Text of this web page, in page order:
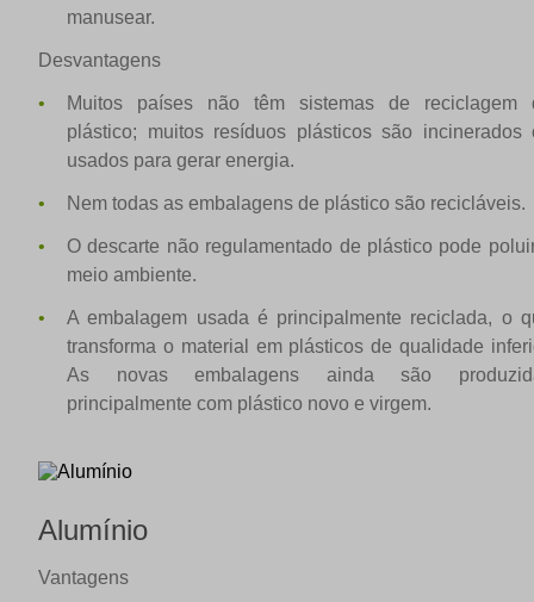
manusear.
Desvantagens
Muitos países não têm sistemas de reciclagem
plástico; muitos resíduos plásticos são incinerados
usados para gerar energia.
Nem todas as embalagens de plástico são recicláveis.
O descarte não regulamentado de plástico pode
meio ambiente.
A embalagem usada é principalmente reciclada, o
transforma o material em plásticos de qualidade
As novas embalagens ainda são
principalmente com plástico novo e virgem.
Alumínio
Vantagens